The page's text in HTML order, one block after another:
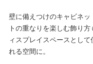
壁に備えつけのキャビネ
トの重なりを楽しむ飾り
ィスプレイスペースとし
れる空間に。